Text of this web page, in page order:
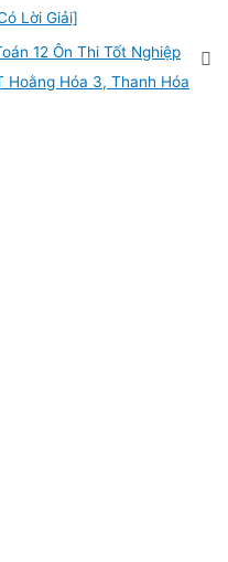
Lời Giải]
12 Ôn Thi Tốt Nghiệp
Hoằng Hóa 3, Thanh Hóa